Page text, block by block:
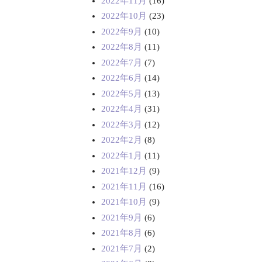
2022年10月 (23)
2022年9月 (10)
2022年8月 (11)
2022年7月 (7)
2022年6月 (14)
2022年5月 (13)
2022年4月 (31)
2022年3月 (12)
2022年2月 (8)
2022年1月 (11)
2021年12月 (9)
2021年11月 (16)
2021年10月 (9)
2021年9月 (6)
2021年8月 (6)
2021年7月 (2)